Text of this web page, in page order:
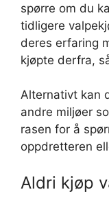
spørre om du
tidligere
deres erfaring
kjøpte derfra,
Alternativt kan
andre miljøer
rasen for å
oppdretteren
Aldri kjøp